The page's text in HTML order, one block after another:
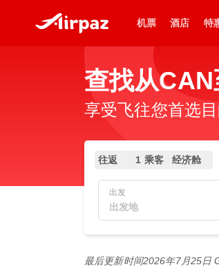
机票 酒店 特
查找从
享受飞往您首选
往返 1 乘客 经济舱
出发
最后更新时间2026年7月25日